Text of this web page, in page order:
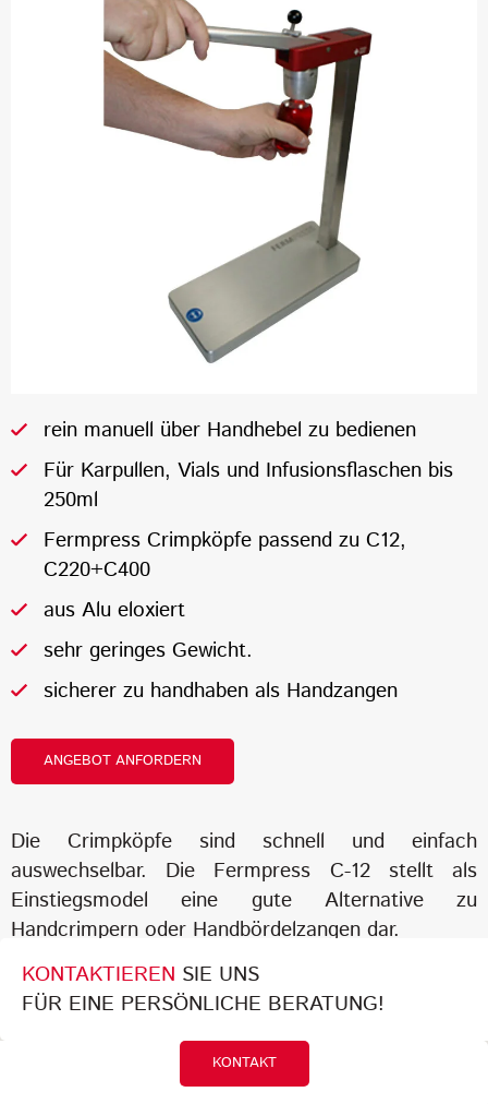
rein manuell über Handhebel zu bedienen
Für Karpullen, Vials und Infusionsflaschen bis
250ml
Fermpress Crimpköpfe passend zu C12,
C220+C400
aus Alu eloxiert
sehr geringes Gewicht.
sicherer zu handhaben als Handzangen
ANGEBOT ANFORDERN
Die Crimpköpfe sind schnell und einfach
auswechselbar. Die Fermpress C-12 stellt als
Einstiegsmodel eine gute Alternative zu
Handcrimpern oder Handbördelzangen dar.
KONTAKTIEREN SIE UNS
FÜR EINE PERSÖNLICHE BERATUNG!
KONTAKT